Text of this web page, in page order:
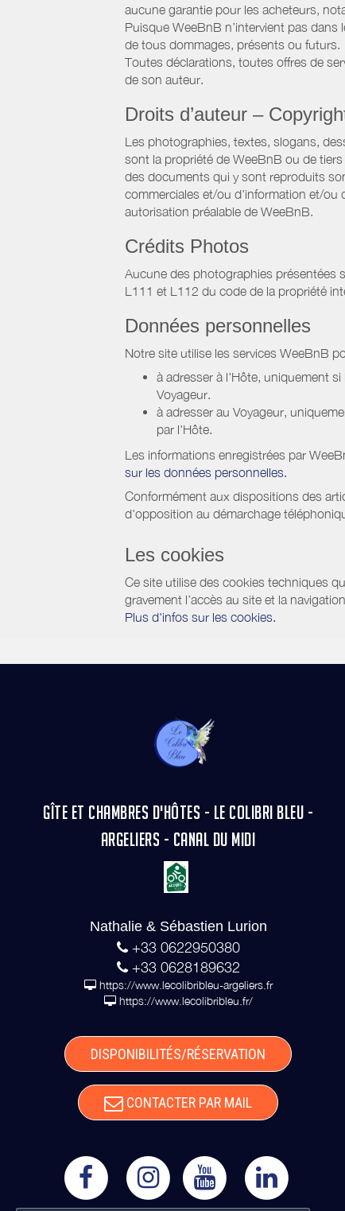
aucune garantie pour les acheteurs,
Puisque WeeBnB n’intervient pas
de tous dommages, présents ou futurs.
Toutes déclarations, toutes offres de
de son auteur.
Droits d’auteur –
Les photographies, textes, slogans,
sont la propriété de WeeBnB ou de
des documents qui y sont reproduits
commerciales et/ou d'information et/ou
autorisation préalable de WeeBnB.
Crédits Photos
Aucune des photographies présentées
L111 et L112 du code de la propriété
Données personnelles
Notre site utilise les services WeeBnB
à adresser à l'Hôte, uniquement
Voyageur.
à adresser au Voyageur,
par l'Hôte.
Les informations enregistrées par
sur les données personnelles.
Conformément aux dispositions des
d'opposition au démarchage
Les cookies
Ce site utilise des cookies techniques
gravement l’accès au site et la
Plus d'infos sur les cookies.
GÎTE ET CHAMBRES D'HÔTES - LE COLIBRI BLEU -
ARGELIERS - CANAL DU MIDI
Nathalie & Sébastien Lurion
+33 0622950380
+33 0628189632
https://www.lecolibribleu-argeliers.fr
https://www.lecolibribleu.fr/
DISPONIBILITÉS/RÉSERVATION
CONTACTER PAR MAIL